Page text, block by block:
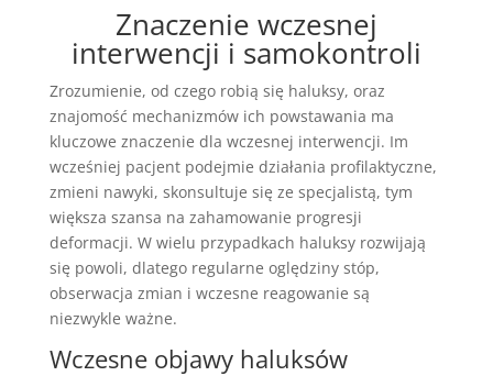
Znaczenie wczesnej
interwencji i samokontroli
Zrozumienie, od czego robią się haluksy, oraz
znajomość mechanizmów ich powstawania ma
kluczowe znaczenie dla wczesnej interwencji. Im
wcześniej pacjent podejmie działania profilaktyczne,
zmieni nawyki, skonsultuje się ze specjalistą, tym
większa szansa na zahamowanie progresji
deformacji. W wielu przypadkach haluksy rozwijają
się powoli, dlatego regularne oględziny stóp,
obserwacja zmian i wczesne reagowanie są
niezwykle ważne.
Wczesne objawy haluksów